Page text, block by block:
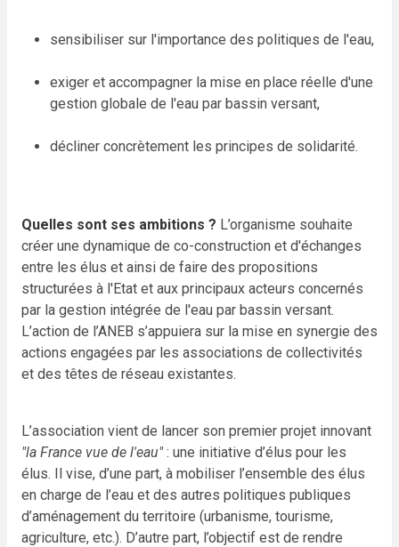
sensibiliser sur l'importance des politiques de l'eau,
exiger et accompagner la mise en place réelle d'une
gestion globale de l'eau par bassin versant,
décliner concrètement les principes de solidarité.
Quelles sont ses ambitions ? L’organisme souhaite
créer une dynamique de co-construction et d'échanges
entre les élus et ainsi de faire des propositions
structurées à l'Etat et aux principaux acteurs concernés
par la gestion intégrée de l'eau par bassin versant.
L’action de l’ANEB s’appuiera sur la mise en synergie des
actions engagées par les associations de collectivités
et des têtes de réseau existantes.
L’association vient de lancer son premier projet innovant
"la France vue de l'eau": une initiative d’élus pour les
élus. Il vise, d’une part, à mobiliser l’ensemble des élus
en charge de l’eau et des autres politiques publiques
d’aménagement du territoire (urbanisme, tourisme,
agriculture, etc.). D’autre part, l’objectif est de rendre